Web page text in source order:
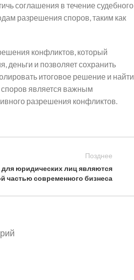
соглашения в течение судебного
разрешения споров, таким как
конфликтов, который
деньги и позволяет сохранить
итоговое решение и найти
является важным
разрешения конфликтов.
Позднее
для юридических лиц являются
частью современного бизнеса